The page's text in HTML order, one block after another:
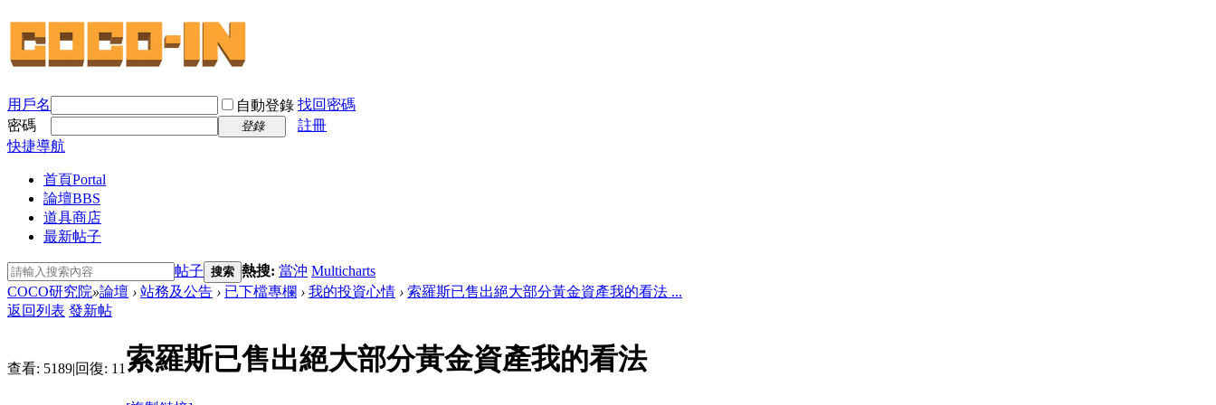
用戶名 自動登錄 找回密碼
密碼
登錄
註冊
快捷導航
首頁Portal
論壇BBS
道具商店
最新帖子
帖子 搜索 熱搜: 當沖 Multicharts
COCO研究院»論壇 › 站務及公告 › 已下檔專欄 › 我的投資心情 › 索羅斯已售出絕大部分黃金資產我的看法 ...
返回列表 發新帖
查看: 5189|回復: 11 索羅斯已售出絕大部分黃金資產我的看法